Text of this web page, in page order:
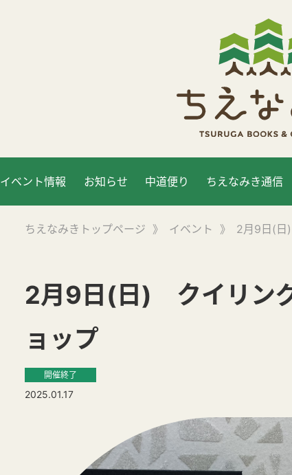
イベント情報 お知らせ 中道便り ちえなみき通信
ちえなみきトップページ 》 イベント 》 2月9日(日
2月9日(日) クイリン
ョップ
開催終了
2025.01.17